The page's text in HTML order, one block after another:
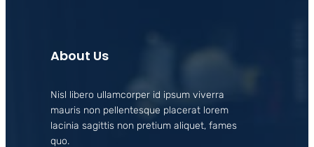
About Us
Nisl libero ullamcorper id ipsum viverra
mauris non pellentesque placerat lorem
lacinia sagittis non pretium aliquet, fames
quo.